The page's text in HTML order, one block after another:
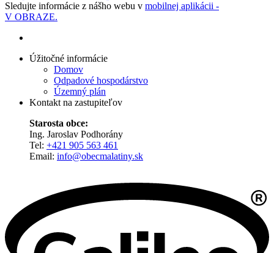
Sledujte informácie z nášho webu v mobilnej aplikácii -
V OBRAZE.
Úžitočné informácie
Domov
Odpadové hospodárstvo
Územný plán
Kontakt na zastupiteľov
Starosta obce:
Ing. Jaroslav Podhorány
Tel: +421 905 563 461
Email: info@obecmalatiny.sk